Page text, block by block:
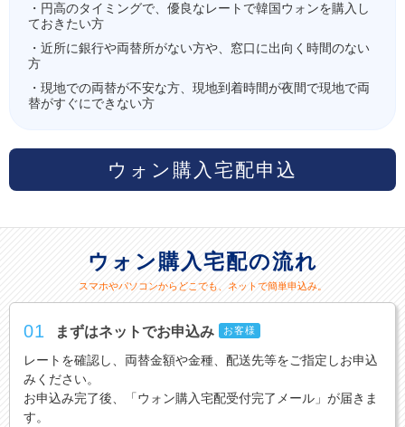
・円高のタイミングで、優良なレートで韓国ウォンを購入し
ておきたい方
・近所に銀行や両替所がない方や、窓口に出向く時間のない
方
・現地での両替が不安な方、現地到着時間が夜間で現地で両
替がすぐにできない方
ウォン購入宅配申込
ウォン購入宅配の流れ
スマホやパソコンからどこでも、ネットで簡単申込み。
01 まずはネットでお申込み お客様
レートを確認し、両替金額や金種、配送先等をご指定しお申込
みください。
お申込み完了後、「ウォン購入宅配受付完了メール」が届きま
す。